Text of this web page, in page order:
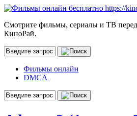
Смотрите фильмы, сериалы и ТВ
КиноРай.
Фильмы онлайн
DMCA